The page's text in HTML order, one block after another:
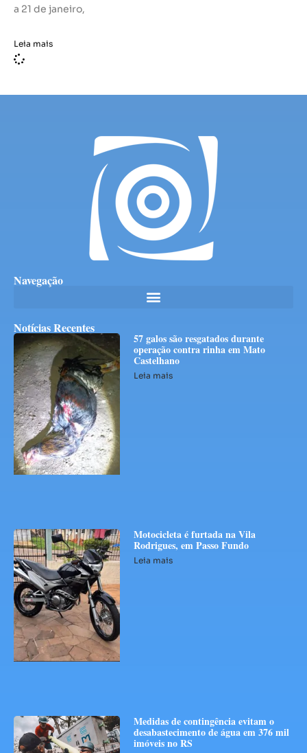
a 21 de janeiro,
Leia mais
Navegação
Notícias Recentes
57 galos são resgatados durante
operação contra rinha em Mato
Castelhano
Leia mais
Motocicleta é furtada na Vila
Rodrigues, em Passo Fundo
Leia mais
Medidas de contingência evitam o
desabastecimento de água em 376 mil
imóveis no RS